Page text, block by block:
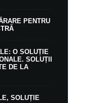
PENTRU
O SOLUȚIE
SOLUȚII
DE LA
SOLUȚIE